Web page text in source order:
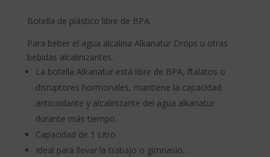
Botella de plástico libre de BPA.
Para beber el agua alcalina Alkanatur Drops u otras
bebidas alcalinizantes.
La botella Alkanatur está libre de BPA, ftalatos o
disruptores hormonales, mantiene la capacidad
antioxidante y alcalinizante del agua alkanatur
durante más tiempo.
Capacidad de 1 Litro
Ideal para llevar la trabajo o gimnasio…